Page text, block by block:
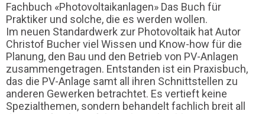
Fachbuch «Photovoltaikanlagen» Das Buch für
Praktiker und solche, die es werden wollen.
Im neuen Standardwerk zur Photovoltaik hat Autor
Christof Bucher viel Wissen und Know-how für die
Planung, den Bau und den Betrieb von PV-Anlagen
zusammengetragen. Entstanden ist ein Praxisbuch,
das die PV-Anlage samt all ihren Schnittstellen zu
anderen Gewerken betrachtet. Es vertieft keine
Spezialthemen, sondern behandelt fachlich breit all